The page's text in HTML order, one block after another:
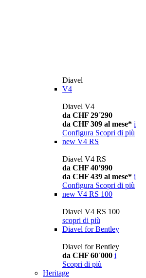
Diavel
V4
Diavel V4
da CHF 29´290
da CHF 309 al mese* i
Configura Scopri di più
new V4 RS
Diavel V4 RS
da CHF 40’990
da CHF 439 al mese* i
Configura Scopri di più
new V4 RS 100
Diavel V4 RS 100
scopri di più
Diavel for Bentley
Diavel for Bentley
da CHF 60´000 i
Scopri di più
Heritage